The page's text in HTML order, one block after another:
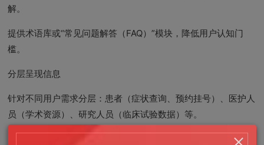
解。
提供术语库或“常见问题解答（FAQ）”模块，降低用户认知门
槛。
分层呈现信息
针对不同用户需求分层：患者（症状查询、预约挂号）、医护人
员（学术资源）、研究人员（临床试验数据）等。